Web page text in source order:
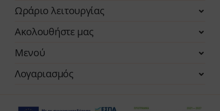
Ωράριο λειτουργίας
Ακολουθήστε μας
Μενού
Λογαριασμός